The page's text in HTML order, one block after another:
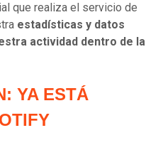
que realiza el servicio de
estadísticas y datos
actividad dentro de la
YA ESTÁ